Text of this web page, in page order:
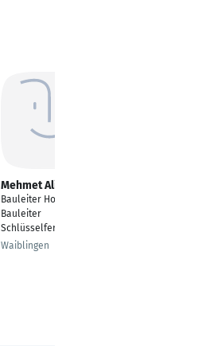
Mehmet Ali Bulut
Bauleiter Hochbau,
Bauleiter
Schlüsselfertigbau
Waiblingen